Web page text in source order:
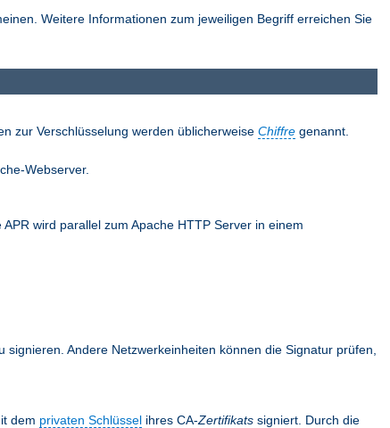
Weitere Informationen zum jeweiligen Begriff erreichen Sie
zur Verschlüsselung werden üblicherweise Chiffre genannt.
Webserver.
wird parallel zum Apache HTTP Server in einem
Andere Netzwerkeinheiten können die Signatur prüfen,
dem privaten Schlüssel ihres CA-Zertifikats signiert. Durch die